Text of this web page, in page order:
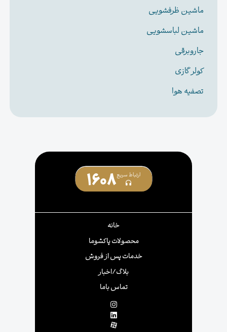
ماشین ظرفشویی
ماشین لباسشویی
جاروبرقی
کولر گازی
تصفیه هوا
ارتباط سریع1608
خانه
محصولات پاکشوما
خدمات پس از فروش
بلاگ/اخبار
تماس باما